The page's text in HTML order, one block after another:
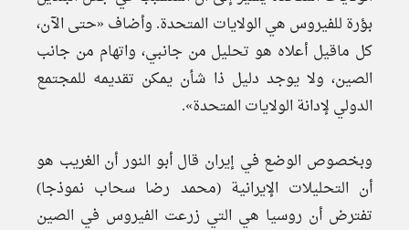
بؤرة للفيروس هي الولايات المتحدة. وأضاف «حتى الآن،
كل ماقيل أعلاه هو تحليل من جانبي، واتهام من جانب
الصين، ولا يوجد دليل ذا شأن يمكن تقديمه للمجتمع
الدولي لإدانة الولايات المتحدة».
وبخصوص الوضع في إيران قال أبو النور أن الغريب هو
أن التحليلات الإيرانية (محمد رضا سحاب نموذجا)
تفترض أن روسيا هي التي زرعت الفيروس في الصين